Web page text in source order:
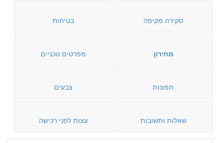
סקירה מקיפה בטיחות
מחירון מפרטים טכניים
תמונות צבעים
שאלות ותשובות עצות לפני רכישה